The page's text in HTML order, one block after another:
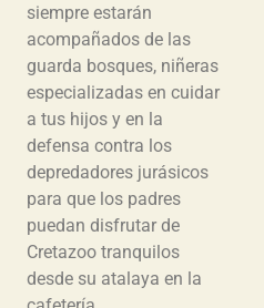
siempre estarán
acompañados de las
guarda bosques, niñeras
especializadas en cuidar
a tus hijos y en la
defensa contra los
depredadores jurásicos
para que los padres
puedan disfrutar de
Cretazoo tranquilos
desde su atalaya en la